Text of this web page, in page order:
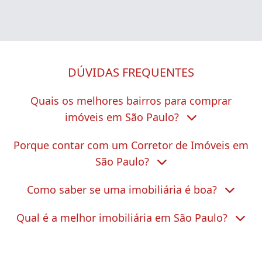
DÚVIDAS FREQUENTES
Quais os melhores bairros para comprar
imóveis em São Paulo?
Porque contar com um Corretor de Imóveis em
São Paulo?
Como saber se uma imobiliária é boa?
Qual é a melhor imobiliária em São Paulo?